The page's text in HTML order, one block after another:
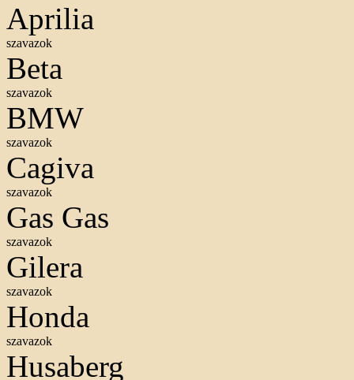
Aprilia
szavazok
Beta
szavazok
BMW
szavazok
Cagiva
szavazok
Gas Gas
szavazok
Gilera
szavazok
Honda
szavazok
Husaberg